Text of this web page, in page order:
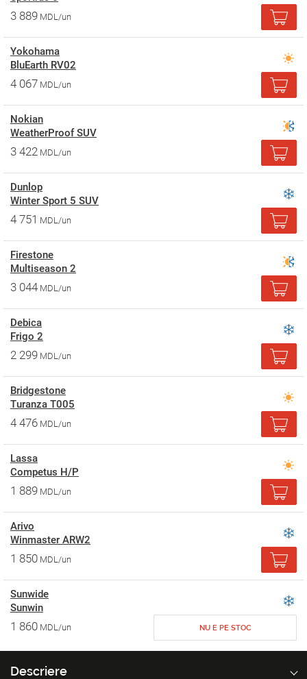
3 889 MDL/un
Yokohama
BluEarth RV02
4 067 MDL/un
Nokian
WeatherProof SUV
3 422 MDL/un
Dunlop
Winter Sport 5 SUV
4 751 MDL/un
Firestone
Multiseason 2
3 044 MDL/un
Debica
Frigo 2
2 299 MDL/un
Bridgestone
Turanza T005
4 476 MDL/un
Lassa
Competus H/P
1 889 MDL/un
Arivo
Winmaster ARW2
1 850 MDL/un
Sunwide
Sunwin
1 860 MDL/un NU E PE STOC
Descriere